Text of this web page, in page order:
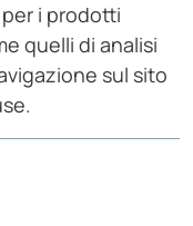
i prodotti
quelli di analisi
sul sito